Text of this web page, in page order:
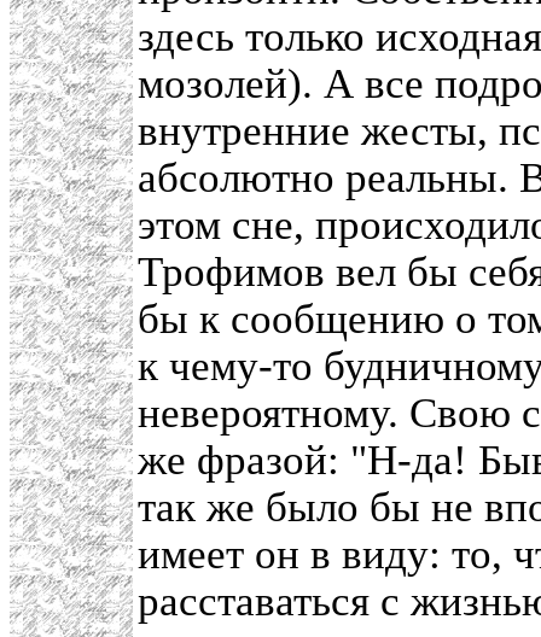
здесь только
мозолей). А все
внутренние жесты,
абсолютно реальны.
этом сне,
Трофимов вел бы
бы к сообщению о
к чему-то
невероятному. Свою
же фразой: "Н-да!
так же было бы не
имеет он в виду: то,
расставаться с